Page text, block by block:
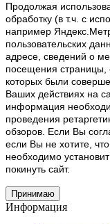
Продолжая
обработку (в т.ч. с
например
пользовательских
адресе, сведений о
посещения страницы,
которых были
Ваших действиях на
информация
проведения
обзоров. Если Вы
если Вы не хотите,
необходимо
покинуть сайт.
Принимаю
Информация